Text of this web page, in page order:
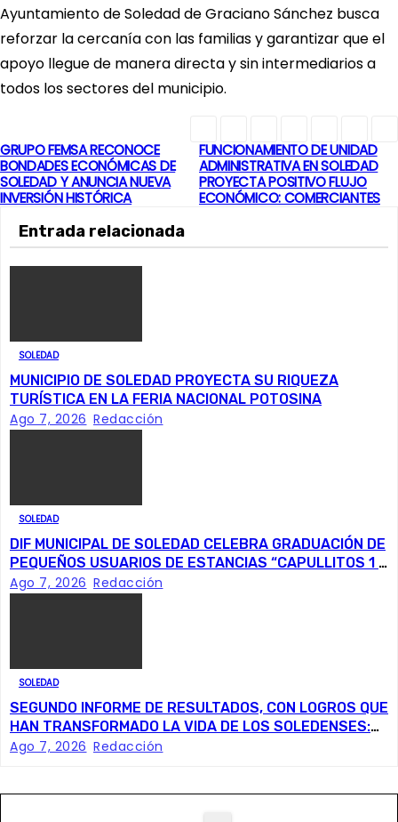
Ayuntamiento de Soledad de Graciano Sánchez busca
reforzar la cercanía con las familias y garantizar que el
apoyo llegue de manera directa y sin intermediarios a
todos los sectores del municipio.
N
a
e
a
c
n
d
e
r
a
d
FUNCIONAMIENTO DE UNIDAD
ADMINISTRATIVA EN SOLEDAD
PROYECTA POSITIVO FLUJO
ECONÓMICO: COMERCIANTES
GRUPO FEMSA RECONOCE
BONDADES ECONÓMICAS DE
SOLEDAD Y ANUNCIA NUEVA
INVERSIÓN HISTÓRICA
Entrada relacionada
SOLEDAD
MUNICIPIO DE SOLEDAD PROYECTA SU RIQUEZA
TURÍSTICA EN LA FERIA NACIONAL POTOSINA
Ago 7, 2026 Redacción
SOLEDAD
DIF MUNICIPAL DE SOLEDAD CELEBRA GRADUACIÓN DE
PEQUEÑOS USUARIOS DE ESTANCIAS “CAPULLITOS 1 Y
2”
Ago 7, 2026 Redacción
SOLEDAD
SEGUNDO INFORME DE RESULTADOS, CON LOGROS QUE
HAN TRANSFORMADO LA VIDA DE LOS SOLEDENSES:
JUAN MANUEL NAVARRO
Ago 7, 2026 Redacción